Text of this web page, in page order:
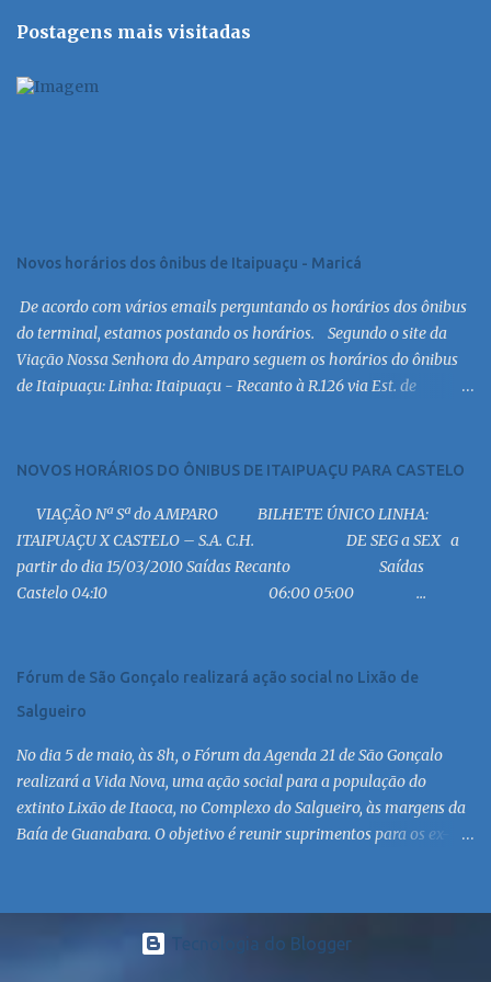
Postagens mais visitadas
Novos horários dos ônibus de Itaipuaçu - Maricá
De acordo com vários emails perguntando os horários dos ônibus
do terminal, estamos postando os horários. Segundo o site da
Viação Nossa Senhora do Amparo seguem os horários do ônibus
de Itaipuaçu: Linha: Itaipuaçu - Recanto à R.126 via Est. de
13:30 MC 14:30 MC 15:30 MC 16:30 MC 17:00 MC 17:30 MC 18:30 MC
MC 8:30 MC 10:30 MC 12:30 MC 14:30 MC 15:30 MC 16:30 MC 17:30
MC 18:30 MC 19:30 MC 20:30 MC 21:30 MC 6:30 MC 7:30 MC 8:30
MC 9:30 MC 10:30 MC 11:30 MC 12:30 MC 13:30 MC 14:30 MC 15:30
MC 16:30 MC 17:30 MC 18:30 MC 19:30 MC 20:30 MC 21:30 MC
NOVOS HORÁRIOS DO ÔNIBUS DE ITAIPUAÇU PARA CASTELO
VIAÇÃO Nª Sª do AMPARO BILHETE ÚNICO LINHA:
ITAIPUAÇU X CASTELO – S.A. C.H. DE SEG a SEX a
partir do dia 15/03/2010 Saídas Recanto Saídas
Castelo 04:10 06:00 05:00 ...
Fórum de São Gonçalo realizará ação social no Lixão de
Salgueiro
No dia 5 de maio, às 8h, o Fórum da Agenda 21 de São Gonçalo
realizará a Vida Nova, uma ação social para a população do
extinto Lixão de Itaoca, no Complexo do Salgueiro, às margens da
Baía de Guanabara. O objetivo é reunir suprimentos para os ex-
participação de ONGs locais e da população do município. Aos
interessados em participar, basta se dirigir à Rua Dr. Feliciano
Tecnologia do Blogger